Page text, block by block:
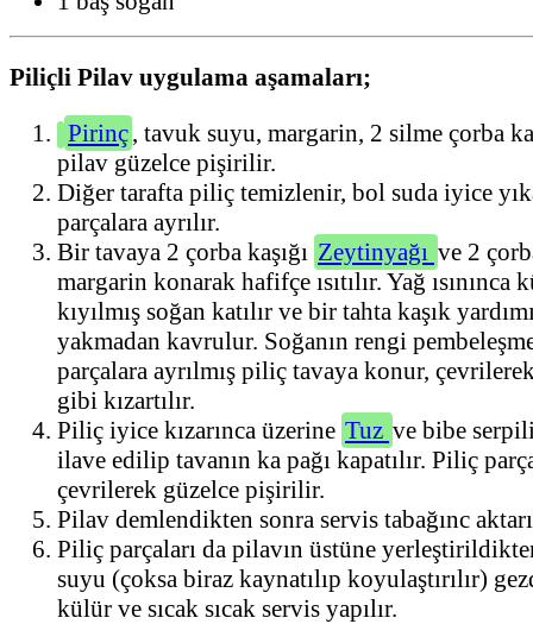
Piliçli Pilav uygulama aşamaları;
Pirinç, tavuk suyu, margarin, 2 silme çorba
pilav güzelce pişirilir.
Diğer tarafta piliç temizlenir, bol suda iyice
parçalara ayrılır.
Bir tavaya 2 çorba kaşığı Zeytinyağı ve 2
margarin konarak hafifçe ısıtılır. Yağ ısınınca
kıyılmış soğan katılır ve bir tahta kaşık
yakmadan kavrulur. Soğanın rengi
parçalara ayrılmış piliç tavaya konur,
gibi kızartılır.
Piliç iyice kızarınca üzerine Tuz ve bibe
ilave edilip tavanın ka pağı kapatılır. Piliç
çevrilerek güzelce pişirilir.
Pilav demlendikten sonra servis tabağınc
Piliç parçaları da pilavın üstüne
suyu (çoksa biraz kaynatılıp koyulaştırılır)
külür ve sıcak sıcak servis yapılır.